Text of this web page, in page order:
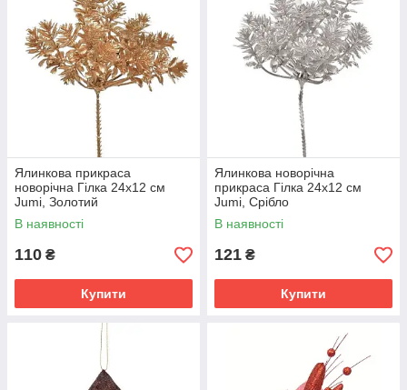
Ялинкова прикраса
новорічна Гілка 24х12 см
Jumi, Золотий
В наявності
110 ₴
Купити
Ялинкова новорічна
прикраса Гілка 24х12 см
Jumi, Срібло
В наявності
121 ₴
Купити